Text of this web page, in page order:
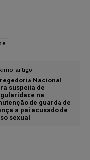
artigo
Nacional
suspeita de
na
de guarda de
a pai acusado de
sexual